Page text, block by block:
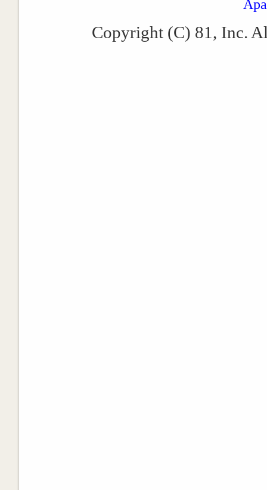
Copyright (C) 81, Inc.